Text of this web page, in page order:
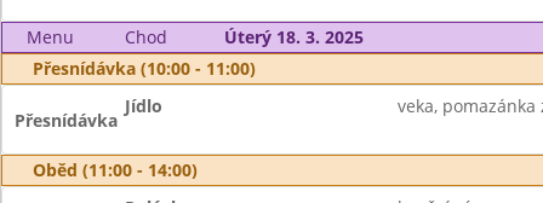
Menu Chod
Úterý 18. 3. 2025
Přesnídávka (10:00 - 11:00)
Přesnídávka
Jídlo veka,
Oběd (11:00 - 14:00)